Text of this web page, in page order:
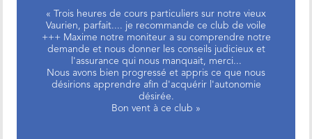
« Trois heures de cours particuliers sur notre vieux
Vaurien, parfait.... je recommande ce club de voile
+++ Maxime notre moniteur a su comprendre notre
demande et nous donner les conseils judicieux et
l'assurance qui nous manquait, merci...
Nous avons bien progressé et appris ce que nous
désirions apprendre afin d'acquérir l'autonomie
désirée.
Bon vent à ce club »